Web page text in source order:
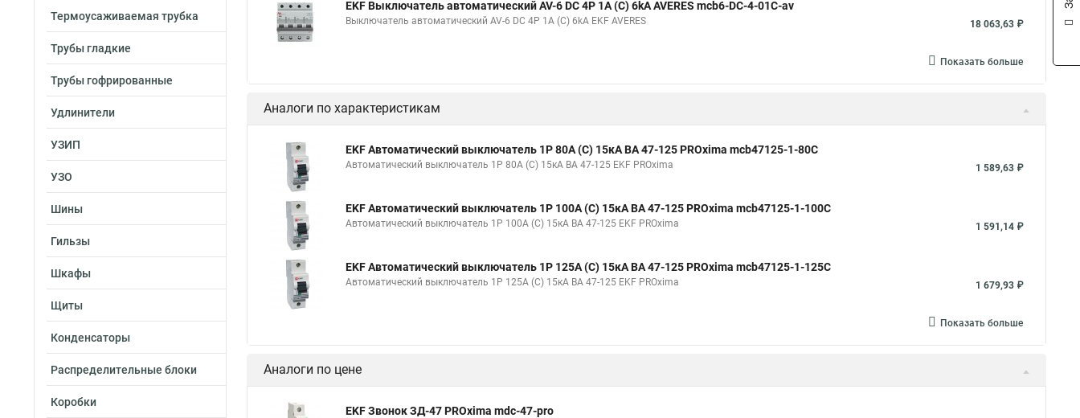
Термоусаживаемая трубка
Трубы гладкие
Трубы гофрированные
Удлинители
УЗИП
УЗО
Шины
Гильзы
Шкафы
Щиты
Конденсаторы
Распределительные блоки
Коробки
EKF Выключатель автоматический AV-6 DC 4P 1A (C) 6kA AVERES mcb6-DC-4-01C-av
Выключатель автоматический AV-6 DC 4P 1A (C) 6kA EKF AVERES 18 063,63 ₽
Показать больше
Аналоги по характеристикам
EKF Автоматический выключатель 1P 80А (C) 15кА ВА 47-125 PROxima mcb47125-1-80C
Автоматический выключатель 1P 80А (C) 15кА ВА 47-125 EKF PROxima 1 589,63 ₽
EKF Автоматический выключатель 1P 100А (C) 15кА ВА 47-125 PROxima mcb47125-1-100C
Автоматический выключатель 1P 100А (C) 15кА ВА 47-125 EKF PROxima 1 591,14 ₽
EKF Автоматический выключатель 1P 125А (C) 15кА ВА 47-125 PROxima mcb47125-1-125C
Автоматический выключатель 1P 125А (C) 15кА ВА 47-125 EKF PROxima 1 679,93 ₽
Показать больше
Аналоги по цене
EKF Звонок ЗД-47 PROxima mdc-47-pro